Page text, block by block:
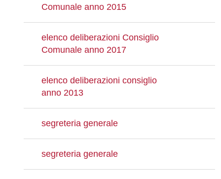
Comunale anno 2015
elenco deliberazioni Consiglio
Comunale anno 2017
elenco deliberazioni consiglio
anno 2013
segreteria generale
segreteria generale